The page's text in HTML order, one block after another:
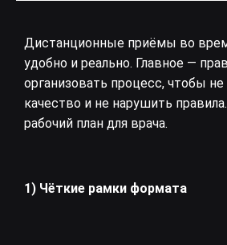
Дистанционные приёмы во
удобно и реально. Главное —
организовать процесс, чтобы не
качество и не нарушить
рабочий план для врача.
1) Чёткие рамки формата